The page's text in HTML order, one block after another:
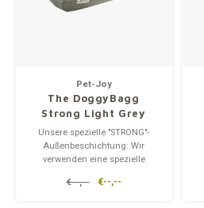
Pet-Joy
The DoggyBagg
Strong Light Grey
Unsere spezielle "STRONG"-
Außenbeschichtung: Wir
verwenden eine spezielle
meisten unserer Hundebetten.
€--,-- €--,--